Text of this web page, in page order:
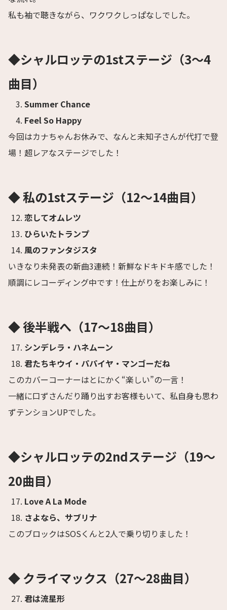
私も袖で聴きながら、ワクワクしっぱなしでした。
◆シャルロッテの1stステージ（3〜4
曲目）
Summer Chance
Feel So Happy
今回はカナちゃんお休みで、なんと未知子さんが代打で登
場！超レアなステージでした！
◆ 私の1stステージ（12〜14曲目）
恋してオムレツ
ひらいたトランプ
風のファンタジスタ
いきなり未発表の新曲3連続！新鮮なドキドキ感でした！
順調にレコーディング中です！仕上がりをお楽しみに！
◆ 後半戦へ（17〜18曲目）
シンデレラ・ハネムーン
君たちキウイ・パパイヤ・マンゴーだね
このカバーコーナーはとにかく“楽しい”の一言！
一緒に口ずさんだり踊り出すお客様もいて、私自身も思わ
ずテンションUPでした。
◆シャルロッテの2ndステージ（19〜
20曲目）
Love A La Mode
さよなら、サブリナ
このブロックはSOSくんと2人で乗り切りました！
◆ クライマックス（27〜28曲目）
君は流星形